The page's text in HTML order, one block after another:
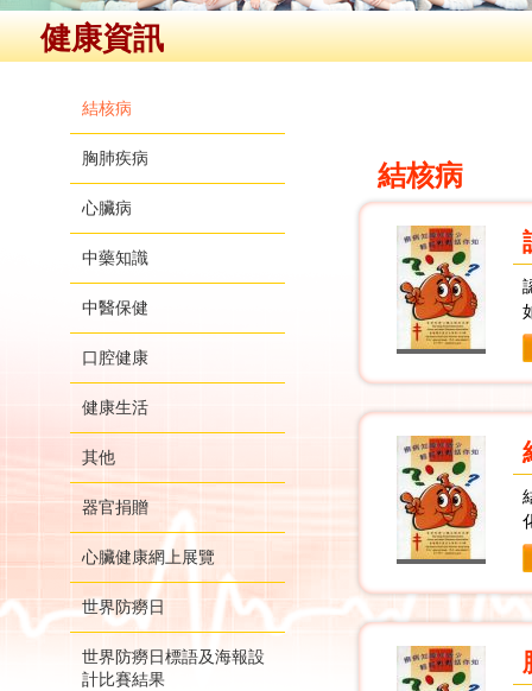
健康資訊
結核病
胸肺疾病
心臟病
中藥知識
中醫保健
口腔健康
健康生活
其他
器官捐贈
心臟健康網上展覽
世界防癆日
世界防癆日標語及海報設
計比賽結果
結核病